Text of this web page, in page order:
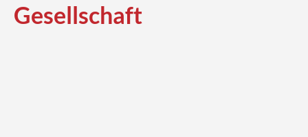
Gesellschaft